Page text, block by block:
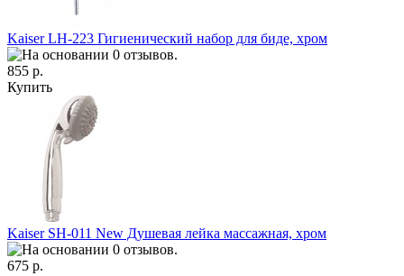
Kaiser LH-223 Гигиенический набор для биде, хром
855 р.
Купить
Kaiser SH-011 New Душевая лейка массажная, хром
675 р.